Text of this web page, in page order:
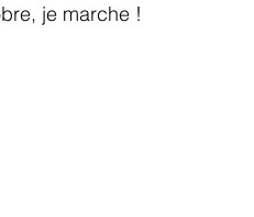
je marche !